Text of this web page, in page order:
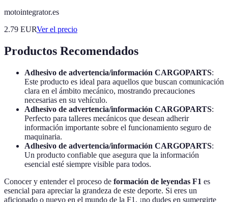
motointegrator.es
2.79 EURVer el precio
Productos Recomendados
Adhesivo de advertencia/información CARGOPARTS:
Este producto es ideal para aquellos que buscan comunicación
clara en el ámbito mecánico, mostrando precauciones
necesarias en su vehículo.
Adhesivo de advertencia/información CARGOPARTS:
Perfecto para talleres mecánicos que desean adherir
información importante sobre el funcionamiento seguro de
maquinaria.
Adhesivo de advertencia/información CARGOPARTS:
Un producto confiable que asegura que la información
esencial esté siempre visible para todos.
Conocer y entender el proceso de formación de leyendas F1 es
esencial para apreciar la grandeza de este deporte. Si eres un
aficionado o nuevo en el mundo de la F1, ¡no dudes en sumergirte